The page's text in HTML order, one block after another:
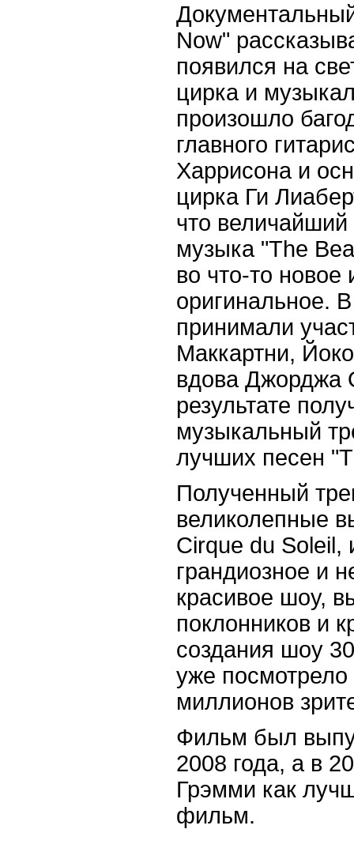
Now"
появился на
цирка и
произошло
главного
Харрисона и
цирка Ги
что величайший
музыка "The
во что-то
оригинальное.
принимали
Маккартни,
вдова Джорджа
результате
музыкальный
лучших песен
Полученный
великолепные
Cirque du Soleil,
грандиозное и
красивое шоу,
поклонников и
создания шоу
уже
миллионов
Фильм был
2008 года, а в
Грэмми как
фильм.